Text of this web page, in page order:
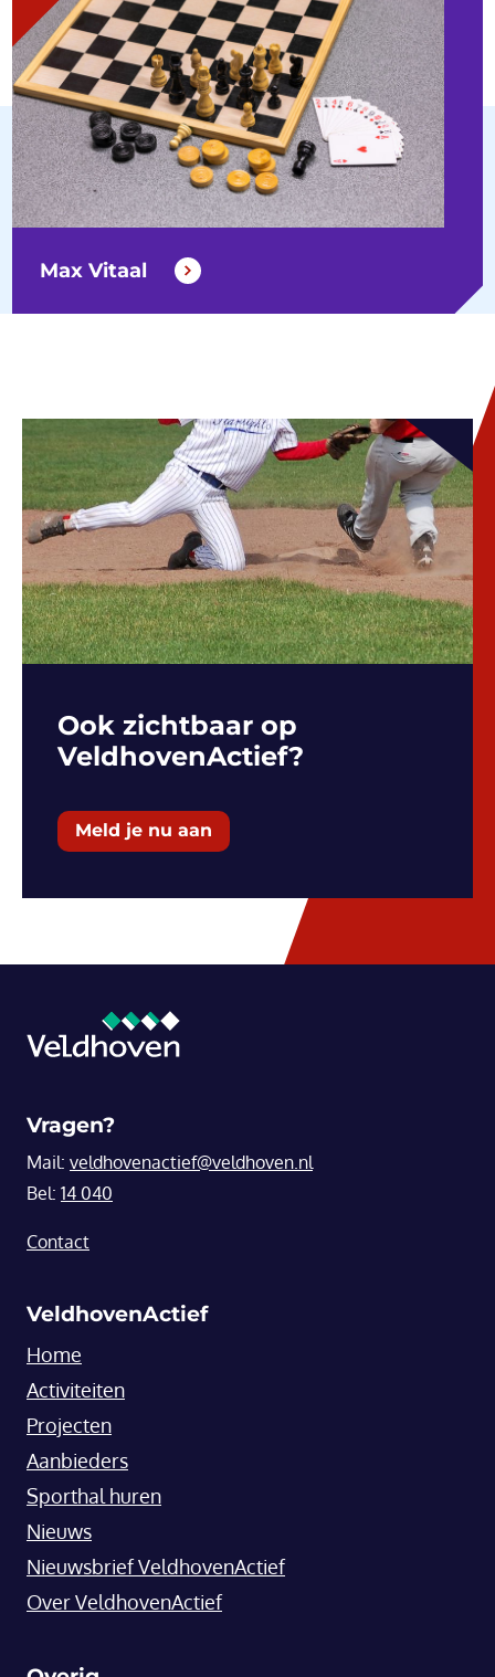
Max Vitaal
Ook zichtbaar op
VeldhovenActief?
Meld je nu aan
Vragen?
Mail: veldhovenactief@veldhoven.nl
Bel: 14 040
Contact
VeldhovenActief
Home
Activiteiten
Projecten
Aanbieders
Sporthal huren
Nieuws
Nieuwsbrief VeldhovenActief
Over VeldhovenActief